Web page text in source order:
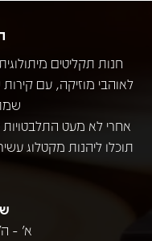
לאוהבי מוזיקה, עם
אחרי לא מעט
תוכלו ליהנות מקטלוג
א' - ה': 10:00-